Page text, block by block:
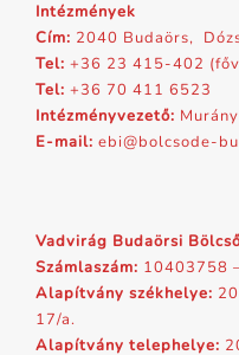
Intézmények
Cím: 2040 Budaörs,
Tel: +36 23 415-402
Tel: +36 70 411 6523
Intézményvezető:
E-mail: ebi@bolcsode-
Vadvirág Budaörsi
Számlaszám: 10403758
Alapítvány székhelye:
17/a.
Alapítvány telephelye: